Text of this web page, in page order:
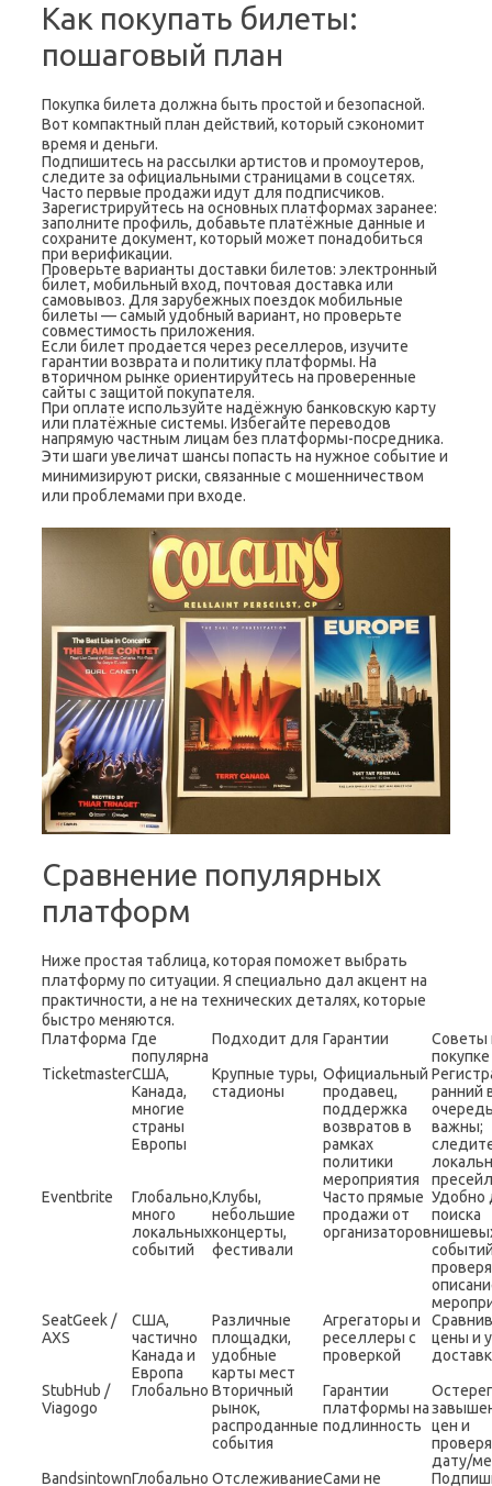
Как покупать билеты:
пошаговый план
Покупка билета должна быть простой и безопасной.
Вот компактный план действий, который сэкономит
время и деньги.
Подпишитесь на рассылки артистов и промоутеров,
следите за официальными страницами в соцсетях.
Часто первые продажи идут для подписчиков.
Зарегистрируйтесь на основных платформах заранее:
заполните профиль, добавьте платёжные данные и
сохраните документ, который может понадобиться
при верификации.
Проверьте варианты доставки билетов: электронный
билет, мобильный вход, почтовая доставка или
самовывоз. Для зарубежных поездок мобильные
билеты — самый удобный вариант, но проверьте
совместимость приложения.
Если билет продается через реселлеров, изучите
гарантии возврата и политику платформы. На
вторичном рынке ориентируйтесь на проверенные
сайты с защитой покупателя.
При оплате используйте надёжную банковскую карту
или платёжные системы. Избегайте переводов
напрямую частным лицам без платформы-посредника.
Эти шаги увеличат шансы попасть на нужное событие и
минимизируют риски, связанные с мошенничеством
или проблемами при входе.
Сравнение популярных
платформ
Ниже простая таблица, которая поможет выбрать
платформу по ситуации. Я специально дал акцент на
практичности, а не на технических деталях, которые
быстро меняются.
Платформа Где
популярна
Подходит для Гарантии
Советы
покупке
TicketmasterСША,
Канада,
многие
страны
Европы
Крупные туры,
стадионы
Официальный
продавец,
поддержка
возвратов в
рамках
политики
мероприятия
ранний
важны;
Eventbrite
Глобально,
много
локальных
событий
Клубы,
небольшие
концерты,
фестивали
Часто прямые
продажи от
организаторов
Удобно
поиска
SeatGeek /
AXS
США,
частично
Канада и
Европа
Различные
площадки,
удобные
карты мест
Агрегаторы и
реселлеры с
проверкой
цены и
StubHub /
Viagogo
Глобально Вторичный
рынок,
распроданные
события
Гарантии
платформы на
подлинность
цен и
дату/
BandsintownГлобально ОтслеживаниеСами не